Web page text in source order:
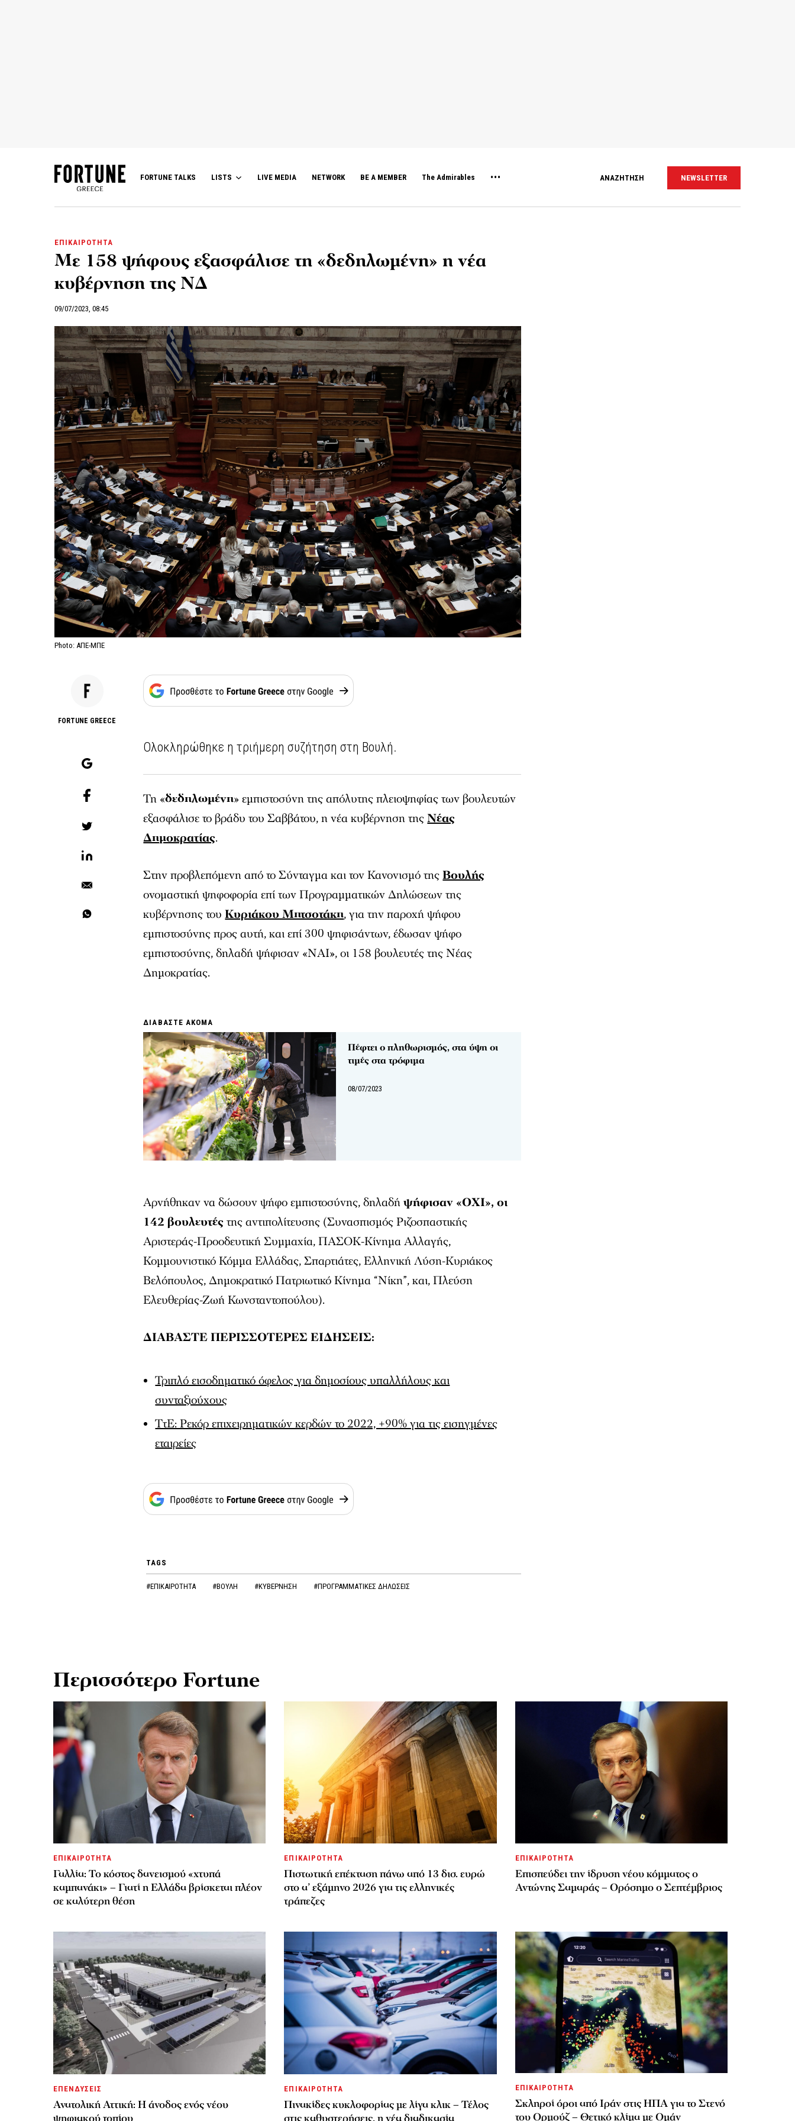
FORTUNE TALKS LISTS LIVE MEDIA NETWORK BE A MEMBER The Admirables ΑΝΑΖΗΤΗΣΗ NEWSLETTER
ΕΠΙΚΑΙΡΟΤΗΤΑ
Με 158 ψήφους εξασφάλισε τη «δεδηλωμένη» η νέα
κυβέρνηση της ΝΔ
09/07/2023, 08:45
Photo: ΑΠΕ-ΜΠΕ
FORTUNE GREECE
Ολοκληρώθηκε η τριήμερη συζήτηση στη Βουλή.
Τη «δεδηλωμένη» εμπιστοσύνη της απόλυτης πλειοψηφίας των βουλευτών
εξασφάλισε το βράδυ του Σαββάτου, η νέα κυβέρνηση τηςΝέας
Δημοκρατίας.
Στην προβλεπόμενη από το Σύνταγμα και τον Κανονισμό τηςΒουλής
ονομαστική ψηφοφορία επί των Προγραμματικών Δηλώσεων της
κυβέρνησης τουΚυριάκου Μητσοτάκη, για την παροχή ψήφου
εμπιστοσύνης προς αυτή, και επί 300 ψηφισάντων, έδωσαν ψήφο
εμπιστοσύνης, δηλαδή ψήφισαν «ΝΑΙ», οι 158 βουλευτές της Νέας
Δημοκρατίας.
ΔΙΑΒΑΣΤΕ ΑΚΟΜΑ
Πέφτει ο πληθωρισμός, στα ύψη οι
τιμές στα τρόφιμα
08/07/2023
Αρνήθηκαν να δώσουν ψήφο εμπιστοσύνης, δηλαδήψήφισαν «ΟΧΙ», οι
142 βουλευτές της αντιπολίτευσης (Συνασπισμός Ριζοσπαστικής
Αριστεράς-Προοδευτική Συμμαχία, ΠΑΣΟΚ-Κίνημα Αλλαγής,
Κομμουνιστικό Κόμμα Ελλάδας, Σπαρτιάτες, Ελληνική Λύση-Κυριάκος
Βελόπουλος, Δημοκρατικό Πατριωτικό Κίνημα “Νίκη”, και, Πλεύση
Ελευθερίας-Ζωή Κωνσταντοπούλου).
ΔΙΑΒΑΣΤΕ ΠΕΡΙΣΣΟΤΕΡΕΣ ΕΙΔΗΣΕΙΣ:
Τριπλό εισοδηματικό όφελος για δημοσίους υπαλλήλους και
συνταξιούχους
ΤτΕ: Ρεκόρ επιχειρηματικών κερδών το 2022, +90% για τις εισηγμένες
εταιρείες
TAGS
#ΕΠΙΚΑΙΡΟΤΗΤΑ #ΒΟΥΛΗ #ΚΥΒΕΡΝΗΣΗ #ΠΡΟΓΡΑΜΜΑΤΙΚΕΣ ΔΗΛΩΣΕΙΣ
Περισσότερο Fortune
ΕΠΙΚΑΙΡΟΤΗΤΑ
Γαλλία: Το κόστος δανεισμού «χτυπά
καμπανάκι» – Γιατί η Ελλάδα βρίσκεται πλέον
σε καλύτερη θέση
ΕΠΙΚΑΙΡΟΤΗΤΑ
Πιστωτική επέκταση πάνω από 13 δισ. ευρώ
στο α’ εξάμηνο 2026 για τις ελληνικές
τράπεζες
ΕΠΙΚΑΙΡΟΤΗΤΑ
Επισπεύδει την ίδρυση νέου κόμματος o
Αντώνης Σαμαράς – Ορόσημο ο Σεπτέμβριος
ΕΠΕΝΔΥΣΕΙΣ
Ανατολική Αττική: Η άνοδος ενός νέου
ψηφιακού τοπίου
ΕΠΙΚΑΙΡΟΤΗΤΑ
Πινακίδες κυκλοφορίας με λίγα κλικ – Τέλος
στις καθυστερήσεις, η νέα διαδικασία
ΕΠΙΚΑΙΡΟΤΗΤΑ
Σκληροί όροι από Ιράν στις ΗΠΑ για το Στενό
του Ορμούζ – Θετικό κλίμα με Ομάν